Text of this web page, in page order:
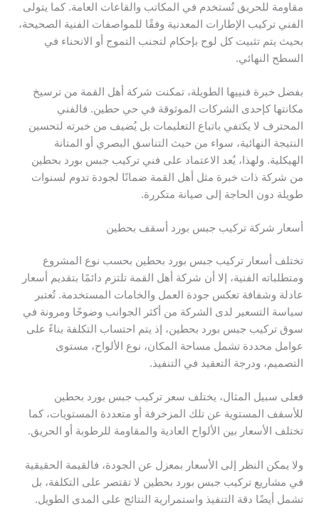
مقاومة للحريق تُستخدم في المكاتب والقاعات العامة. كما يتولى
الفني تركيب الإطارات المعدنية وفقًا للمواصفات الفنية الصحيحة،
بحيث يتم تثبيت كل لوح بإحكام لتجنب التموج أو الانحناء في
السطح النهائي.
بفضل خبرة فنييها الطويلة، تمكنت شركة أهل القمة من ترسيخ
مكانتها كإحدى الشركات الموثوقة في حي حطين. فالفني
المحترف لا يكتفي باتباع التعليمات بل يُضيف من خبرته لتحسين
النتيجة النهائية، سواء من حيث التناسق البصري أو المتانة
الهيكلية. ولهذا، يُعد الاعتماد على فني تركيب جبس بورد بحطين
من شركة ذات خبرة مثل أهل القمة ضمانًا لجودة تدوم لسنوات
طويلة دون الحاجة إلى صيانة متكررة.
أسعار شركة تركيب جبس بورد أسقف بحطين
تختلف أسعار تركيب جبس بورد بحطين بحسب نوع المشروع
ومتطلباته الفنية، إلا أن شركة أهل القمة تلتزم دائمًا بتقديم أسعار
عادلة وشفافة تعكس جودة العمل والخامات المستخدمة. تُعتبر
سياسة التسعير لدى الشركة من أكثر الجوانب وضوحًا ومرونة في
سوق تركيب جبس بورد بحطين، إذ يتم احتساب التكلفة بناءً على
عوامل محددة تشمل مساحة المكان، نوع الألواح، مستوى
التصميم، ودرجة التعقيد في التنفيذ.
فعلى سبيل المثال، يختلف سعر تركيب جبس بورد بحطين
للأسقف المستوية عن تلك المزخرفة أو متعددة المستويات، كما
تختلف الأسعار بين الألواح العادية والمقاومة للرطوبة أو الحريق.
ولا يمكن النظر إلى الأسعار بمعزل عن الجودة، فالقيمة الحقيقية
في مشاريع تركيب جبس بورد بحطين لا تقتصر على التكلفة، بل
تشمل أيضًا دقة التنفيذ واستمرارية النتائج على المدى الطويل.